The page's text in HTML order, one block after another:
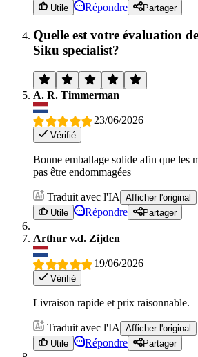
Utile
Répondre Partager
Quelle est votre évaluation
Siku specialist?
A. R. Timmerman
23/06/2026
Vérifié
Bonne emballage solide afin que les
pas être endommagées
Traduit avec l'IA
Afficher l'original
Utile
Répondre Partager
Arthur v.d. Zijden
19/06/2026
Vérifié
Livraison rapide et prix raisonnable.
Traduit avec l'IA
Afficher l'original
Utile
Répondre Partager